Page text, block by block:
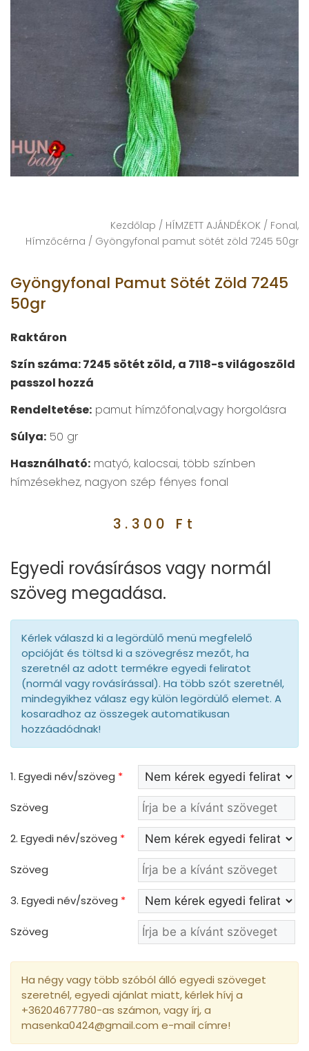
Kezdőlap / HÍMZETT AJÁNDÉKOK / Fonal,
Hímzőcérna / Gyöngyfonal pamut sötét zöld 7245 50gr
Gyöngyfonal Pamut Sötét Zöld 7245
50gr
Raktáron
Szín száma: 7245 sötét zöld, a 7118-s világoszöld
passzol hozzá
Rendeltetése: pamut hímzőfonal,vagy horgolásra
Súlya: 50 gr
Használható: matyó, kalocsai, több színben
hímzésekhez, nagyon szép fényes fonal
3.300 Ft
Egyedi rovásírásos vagy normál
szöveg megadása.
Kérlek válaszd ki a legördülő menü megfelelő
opcióját és töltsd ki a szövegrész mezőt, ha
szeretnél az adott termékre egyedi feliratot
(normál vagy rovásírással). Ha több szót szeretnél,
mindegyikhez válasz egy külön legördülő elemet. A
kosaradhoz az összegek automatikusan
hozzáadódnak!
1. Egyedi név/szöveg *
Szöveg
2. Egyedi név/szöveg *
Szöveg
3. Egyedi név/szöveg *
Szöveg
Ha négy vagy több szóból álló egyedi szöveget
szeretnél, egyedi ajánlat miatt, kérlek hívj a
+36204677780-as számon, vagy írj, a
masenka0424@gmail.com e-mail címre!